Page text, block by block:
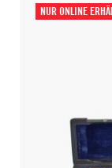
NUR ONLINE